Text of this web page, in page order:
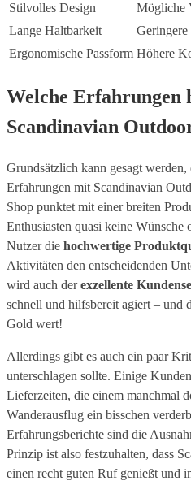
Stilvolles Design
Mögliche
Lange Haltbarkeit
Ergonomische Passform Höhere
Welche Erfahrungen
Scandinavian
Grundsätzlich kann gesagt
Erfahrungen mit Scandinavian
Shop punktet mit einer breiten
Enthusiasten quasi keine Wünsche
Nutzer die hochwertige
Aktivitäten den entscheidenden
wird auch derexzellente
schnell und hilfsbereit agiert – und
Gold wert!
Allerdings gibt es auch ein paar
unterschlagen sollte. Einige
Lieferzeiten, die einem manchmal
Wanderausflug ein bisschen
Erfahrungsberichte sind die
Prinzip ist also festzuhalten, dass
einen recht guten Ruf genießt und